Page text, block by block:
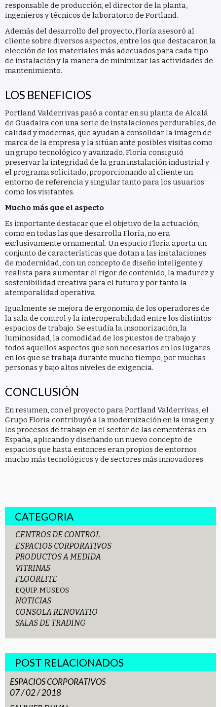
responsable de producción, el director de la planta,
ingenieros y técnicos de laboratorio de Portland.
Además del desarrollo del proyecto, Floría asesoró al
cliente sobre diversos aspectos, entre los que destacaron la
elección de los materiales más adecuados para cada tipo
de instalación y la manera de minimizar las actividades de
mantenimiento.
LOS BENEFICIOS
Portland Valderrivas pasó a contar en su planta de Alcalá
de Guadaira con una serie de instalaciones perdurables, de
calidad y modernas, que ayudan a consolidar la imagen de
marca de la empresa y la sitúan ante posibles visitas como
un grupo tecnológico y avanzado. Floría consiguió
preservar la integridad de la gran instalación industrial y
el programa solicitado, proporcionando al cliente un
entorno de referencia y singular tanto para los usuarios
como los visitantes.
Mucho más que el aspecto
Es importante destacar que el objetivo de la actuación,
como en todas las que desarrolla Floría, no era
exclusivamente ornamental. Un espacio Floría aporta un
conjunto de características que dotan a las instalaciones
de modernidad, con un concepto de diseño inteligente y
realista para aumentar el rigor de contenido, la madurez y
sostenibilidad creativa para el futuro y por tanto la
atemporalidad operativa.
Igualmente se mejora de ergonomía de los operadores de
la sala de control y la interoperabilidad entre los distintos
espacios de trabajo. Se estudia la insonorización, la
luminosidad, la comodidad de los puestos de trabajo y
todos aquellos aspectos que son necesarios en los lugares
en los que se trabaja durante mucho tiempo, por muchas
personas y bajo altos niveles de exigencia.
CONCLUSIÓN
En resumen, con el proyecto para Portland Valderrivas, el
Grupo Floria contribuyó a la modernización en la imagen y
los procesos de trabajo en el sector de las cementeras en
España, aplicando y diseñando un nuevo concepto de
espacios que hasta entonces eran propios de entornos
mucho más tecnológicos y de sectores más innovadores.
CATEGORIA
CENTROS DE CONTROL
ESPACIOS CORPORATIVOS
PRODUCTOS A MEDIDA
VITRINAS
FLOORLITE
EQUIP. MUSEOS
NOTICIAS
CONSOLA RENOVATIO
SALAS DE TRADING
POST RELACIONADOS
ESPACIOS CORPORATIVOS
07 / 02 / 2018